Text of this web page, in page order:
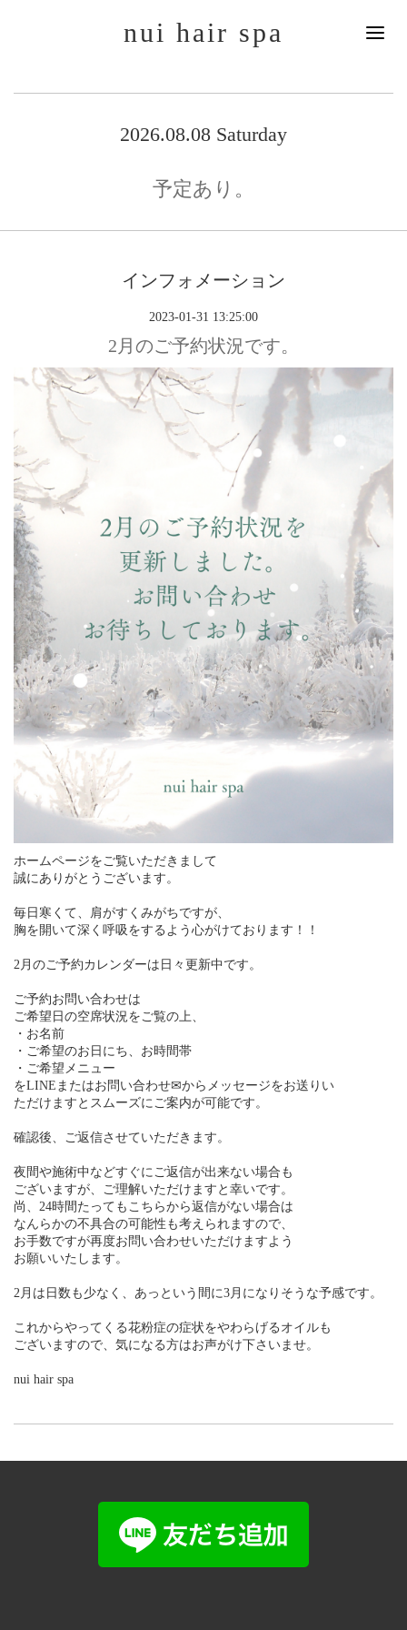
nui hair spa
2026.08.08 Saturday
予定あり。
インフォメーション
2023-01-31 13:25:00
2月のご予約状況です。
ホームページをご覧いただきまして
誠にありがとうございます。
毎日寒くて、肩がすくみがちですが、
胸を開いて深く呼吸をするよう心がけております！！
2月のご予約カレンダーは日々更新中です。
ご予約お問い合わせは
ご希望日の空席状況をご覧の上、
・お名前
・ご希望のお日にち、お時間帯
・ご希望メニュー
をLINEまたはお問い合わせ✉からメッセージをお送りい
ただけますとスムーズにご案内が可能です。
確認後、ご返信させていただきます。
夜間や施術中などすぐにご返信が出来ない場合も
ございますが、ご理解いただけますと幸いです。
尚、24時間たってもこちらから返信がない場合は
なんらかの不具合の可能性も考えられますので、
お手数ですが再度お問い合わせいただけますよう
お願いいたします。
2月は日数も少なく、あっという間に3月になりそうな予感です。
これからやってくる花粉症の症状をやわらげるオイルも
ございますので、気になる方はお声がけ下さいませ。
nui hair spa